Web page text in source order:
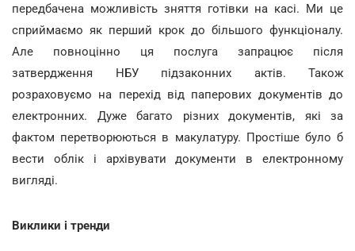
передбачена можливість зняття готівки на касі. Ми це
сприймаємо як перший крок до більшого функціоналу.
Але повноцінно ця послуга запрацює після
затвердження НБУ підзаконних актів. Також
розраховуємо на перехід від паперових документів до
електронних. Дуже багато різних документів, які за
фактом перетворюються в макулатуру. Простіше було б
вести облік і архівувати документи в електронному
вигляді.
Виклики і тренди